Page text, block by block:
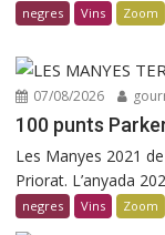
negres Vins Zoom
07/08/2026
100 punts
Les Manyes 2021
Priorat. L’anyada
negres Vins Zoom